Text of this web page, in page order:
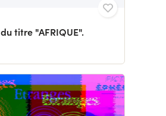
titre "AFRIQUE".